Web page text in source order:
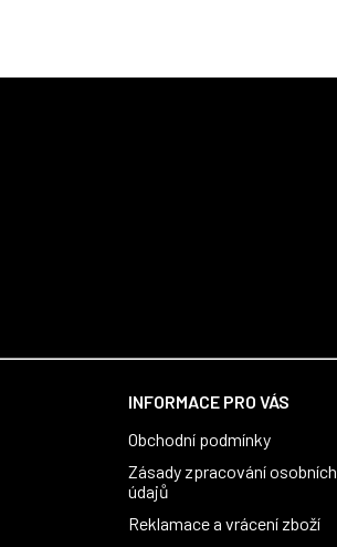
INFORMACE PRO VÁS
Obchodní podmínky
Zásady zpracování osobních
údajů
Reklamace a vrácení zboží